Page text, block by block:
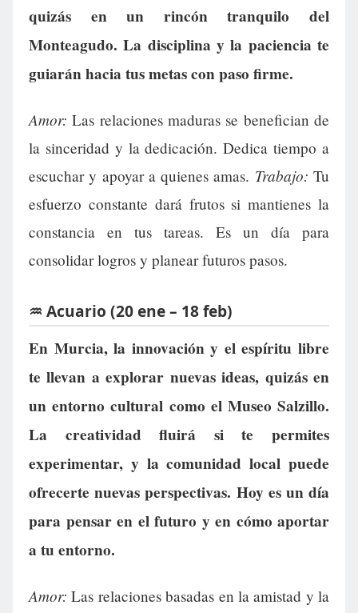
quizás en un rincón tranquilo del
Monteagudo. La disciplina y la paciencia te
guiarán hacia tus metas con paso firme.
Amor: Las relaciones maduras se benefician de
la sinceridad y la dedicación. Dedica tiempo a
escuchar y apoyar a quienes amas. Trabajo: Tu
esfuerzo constante dará frutos si mantienes la
constancia en tus tareas. Es un día para
consolidar logros y planear futuros pasos.
♒ Acuario (20 ene – 18 feb)
En Murcia, la innovación y el espíritu libre
te llevan a explorar nuevas ideas, quizás en
un entorno cultural como el Museo Salzillo.
La creatividad fluirá si te permites
experimentar, y la comunidad local puede
ofrecerte nuevas perspectivas. Hoy es un día
para pensar en el futuro y en cómo aportar
a tu entorno.
Amor: Las relaciones basadas en la amistad y la